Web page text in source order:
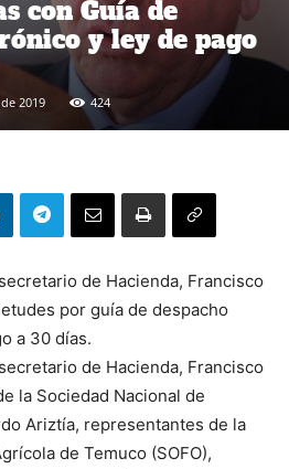
con Guía de
y ley de pago
2019 424
de Hacienda, Francisco
por guía de despacho
a 30 días.
de Hacienda, Francisco
la Sociedad Nacional de
Ariztía, representantes de la
de Temuco (SOFO),